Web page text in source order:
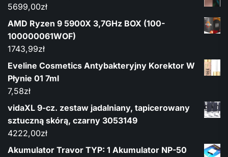
5699,00zł
AMD Ryzen 9 5900X 3,7GHz BOX (100-
100000061WOF)
1743,99zł
Eveline Cosmetics Antybakteryjny Korektor W
Płynie 01 7ml
7,58zł
vidaXL 9-cz. zestaw jadalniany, tapicerowany
sztuczną skórą, czarny 3053149
4222,00zł
Akumulator Travor TYP: 1 Akumulator NP-50